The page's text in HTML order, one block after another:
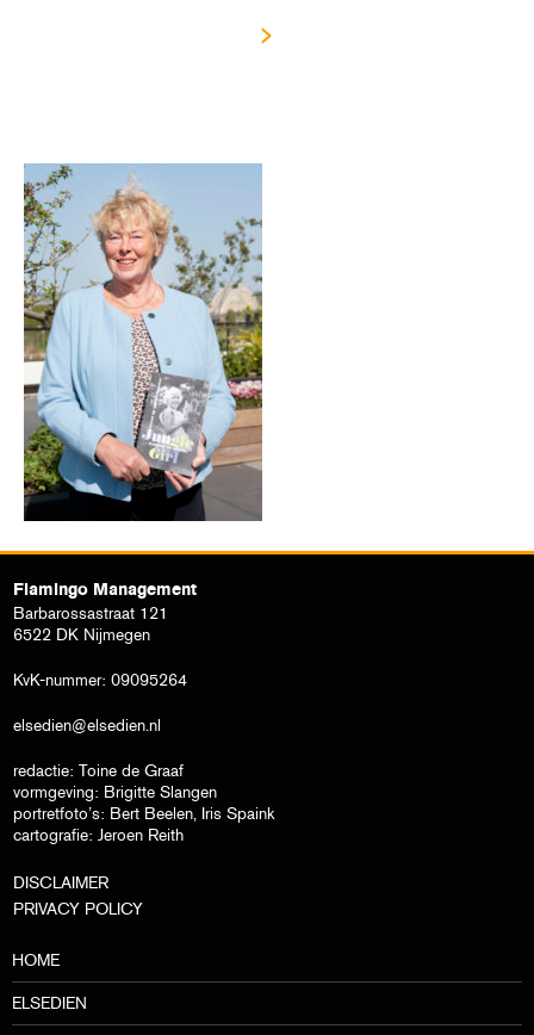
>
Flamingo Management
Barbarossastraat 121
6522 DK Nijmegen
KvK-nummer: 09095264
elsedien@elsedien.nl
redactie: Toine de Graaf
vormgeving: Brigitte Slangen
portretfoto’s: Bert Beelen, Iris Spaink
cartografie: Jeroen Reith
DISCLAIMER
PRIVACY POLICY
HOME
ELSEDIEN